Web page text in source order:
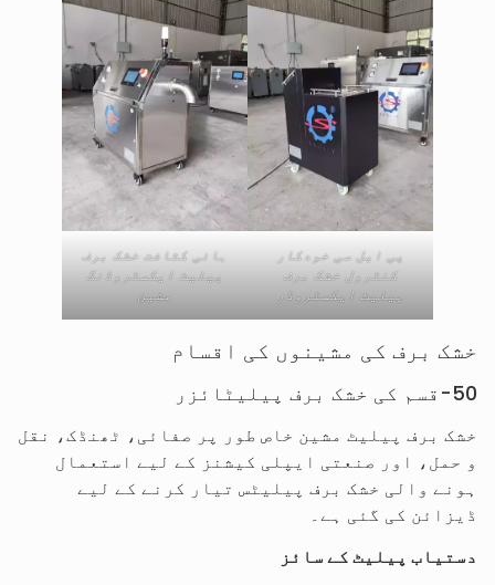
پی ایل سی خودکار
کنٹرول خشک برف
پیلیٹ ایکسٹروڈر
ہائی کثافت خشک برف
پیلیٹ ایکسٹروڈنگ
مشین
خشک برف کی مشینوں کی اقسام
50-قسم کی خشک برف پیلیٹائزر
خشک برف پیلیٹ مشین خاص طور پر صفائی، ٹھنڈک، نقل
و حمل، اور صنعتی ایپلی کیشنز کے لیے استعمال
ہونے والی خشک برف پیلیٹس تیار کرنے کے لیے
ڈیزائن کی گئی ہے۔
دستیاب پیلیٹ کے سائز